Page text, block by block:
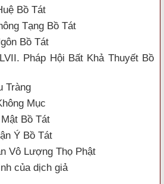
Bồ Tát
Tạng Bồ Tát
Bồ Tát
Pháp Hội Bất Khả Thuyết Bồ
Tràng
Mục
Bồ Tát
Ý Bồ Tát
Vô Lượng Thọ Phật
của dịch giả